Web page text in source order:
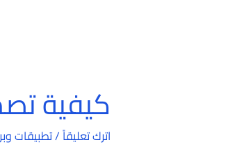
كيفية
اترك تعليقاً/تطبيقات
كيفية
تصميم
متجر